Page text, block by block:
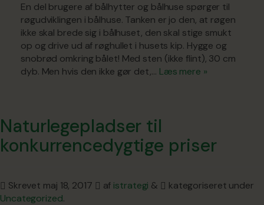
En del brugere af bålhytter og bålhuse spørger til
røgudviklingen i bålhuse. Tanken er jo den, at røgen
ikke skal brede sig i bålhuset, den skal stige smukt
op og drive ud af røghullet i husets kip. Hygge og
snobrød omkring bålet! Med sten (ikke flint), 30 cm
dyb. Men hvis den ikke gør det,… Læs mere »
Naturlegepladser til
konkurrencedygtige priser
Skrevet maj 18, 2017 af istrategi &
kategoriseret under
Uncategorized.